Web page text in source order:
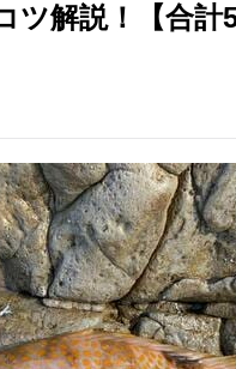
解説！【合計5